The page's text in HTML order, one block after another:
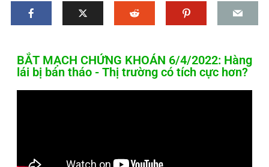
BẮT MẠCH CHỨNG KHOÁN 6/4/2022: Hàng
lái bị bán tháo - Thị trường có tích cực hơn?